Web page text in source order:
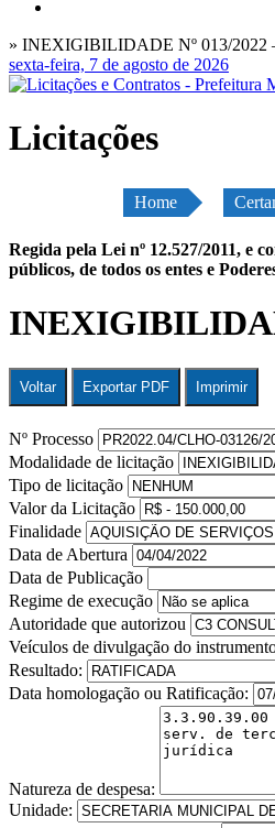
» INEXIGIBILIDADE Nº 013/2022
sexta-feira, 7 de agosto de 2026
Licitações
Home
Regida pela Lei nº 12.527/2011, e
públicos, de todos os entes e
Voltar Exportar PDF Imprimir
Nº Processo
Modalidade de licitação
Tipo de licitação
Valor da Licitação
Finalidade
Data de Abertura
Data de Publicação
Regime de execução
Autoridade que autorizou
Veículos de divulgação do
Resultado:
Data homologação ou Ratificação:
Natureza de despesa:
Unidade: